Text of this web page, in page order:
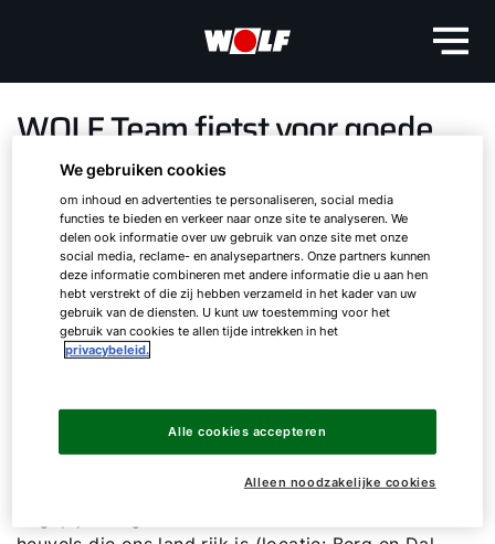
WOLF Team fietst voor goede
doel
Op zondag 22 mei stonden 7 medewerkers van
het WOLF team uit Nederland aan de start van
een sportief landelijk evenement: Zeven voor
Leven. De opdracht: 7 rondes fietsen van elk 20
km en 300 hoogtemeters.
stonden we op zondag 22 mei onder de
teamnaam WoW (WOLF-on-Wheels) aan de start.
uiterste van onszelf te vragen, want de route was
Hallo!
Hoe kunnen wij u helpen?
Ik ben professional
We gebruiken cookies
om inhoud en advertenties te personaliseren, social media
functies te bieden en verkeer naar onze site te analyseren. We
delen ook informatie over uw gebruik van onze site met onze
social media, reclame- en analysepartners. Onze partners kunnen
deze informatie combineren met andere informatie die u aan hen
hebt verstrekt of die zij hebben verzameld in het kader van uw
gebruik van de diensten. U kunt uw toestemming voor het
gebruik van cookies te allen tijde intrekken in het
privacybeleid.
Alleen noodzakelijke cookies
Alle cookies accepteren